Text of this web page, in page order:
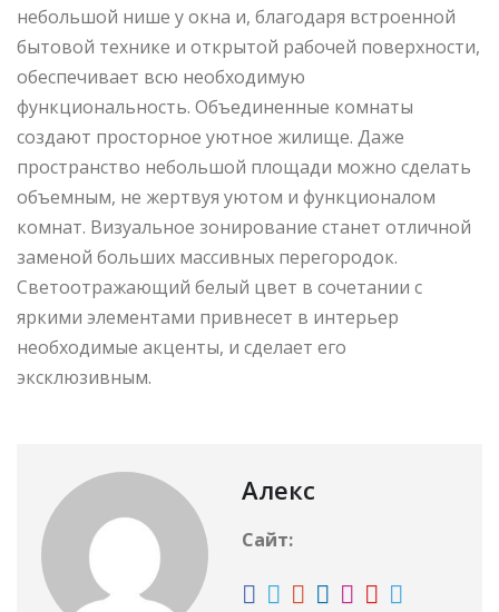
небольшой нише у окна и, благодаря встроенной
бытовой технике и открытой рабочей поверхности,
обеспечивает всю необходимую
функциональность. Объединенные комнаты
создают просторное уютное жилище. Даже
пространство небольшой площади можно сделать
объемным, не жертвуя уютом и функционалом
комнат. Визуальное зонирование станет отличной
заменой больших массивных перегородок.
Светоотражающий белый цвет в сочетании с
яркими элементами привнесет в интерьер
необходимые акценты, и сделает его
эксклюзивным.
Алекс
Сайт: